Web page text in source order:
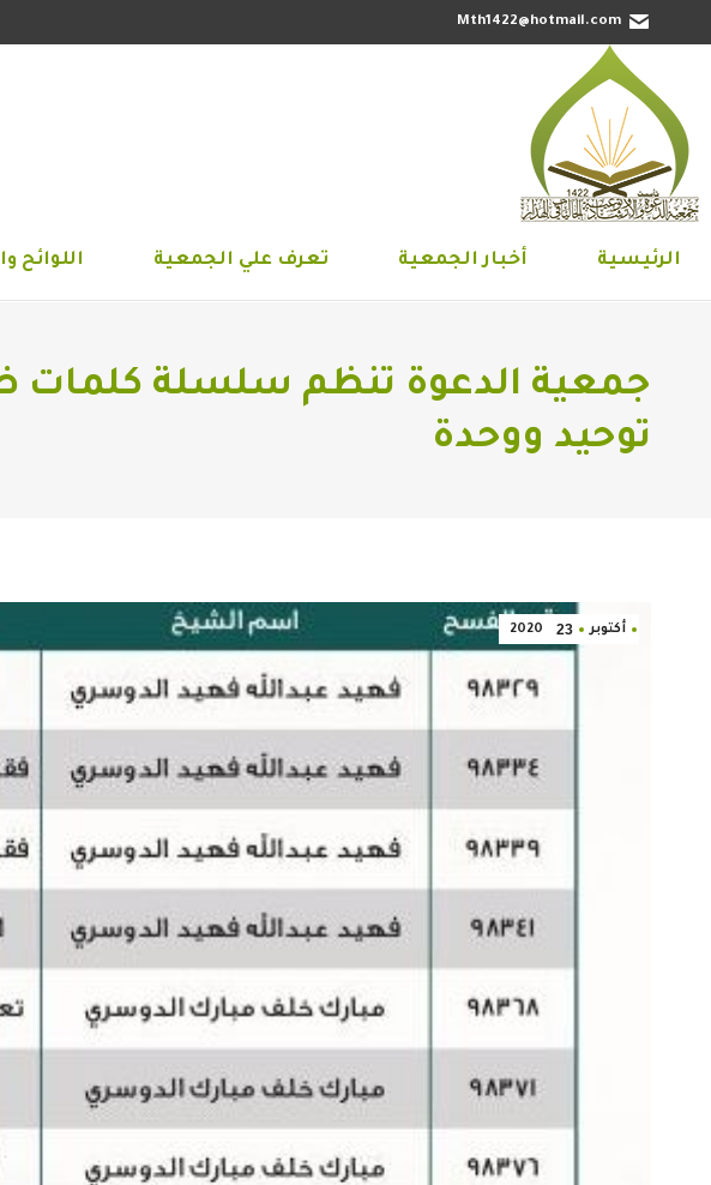
Mth1422@hotmail.com
الرئيسية أخبار الجمعية تعرف علي الجمعية اللوائح
جمعية الدعوة تنظم سلسلة كلمات
توحيد ووحدة
أكتوبر 23
2020
الرئيسية أخبار الجمعية تعرف علي الجمعية